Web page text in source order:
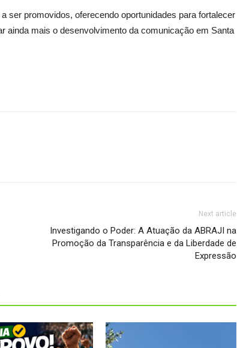
ser promovidos, oferecendo oportunidades para fortalecer
ainda mais o desenvolvimento da comunicação em Santa
Next article
Investigando o Poder: A Atuação da ABRAJI na
Promoção da Transparência e da Liberdade de
Expressão